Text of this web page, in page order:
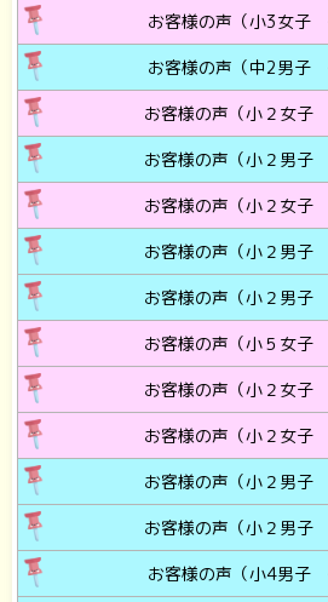
お客様の声（小3女子
お客様の声（中2男子
お客様の声（小２女子
お客様の声（小２男子
お客様の声（小２女子
お客様の声（小２男子
お客様の声（小２男子
お客様の声（小５女子
お客様の声（小２女子
お客様の声（小２女子
お客様の声（小２男子
お客様の声（小２男子
お客様の声（小4男子